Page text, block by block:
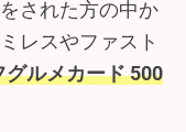
された方の中か
レスやファスト
グルメカード 500